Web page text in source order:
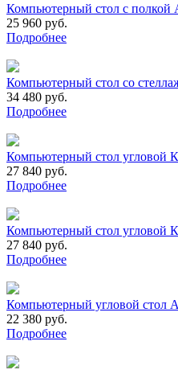
Компьютерный стол с
25 960 руб.
Подробнее
Компьютерный стол со
34 480 руб.
Подробнее
Компьютерный стол угловой
27 840 руб.
Подробнее
Компьютерный стол
27 840 руб.
Подробнее
Компьютерный угловой стол
22 380 руб.
Подробнее